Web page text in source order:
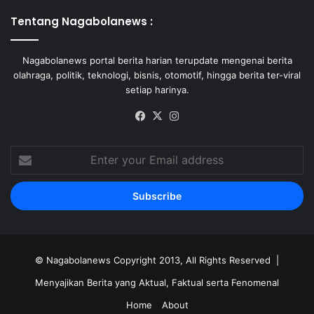
Tentang Nagabolanews :
Nagabolanews portal berita harian terupdate mengenai berita
olahraga, politik, teknologi, bisnis, otomotif, hingga berita ter-viral
setiap harinya.
Facebook
X
Enter
your
Email
address
© Nagabolanews Copyright 2013, All Rights Reserved |
Menyajikan Berita yang Aktual, Faktual serta Fenomenal
Home
About